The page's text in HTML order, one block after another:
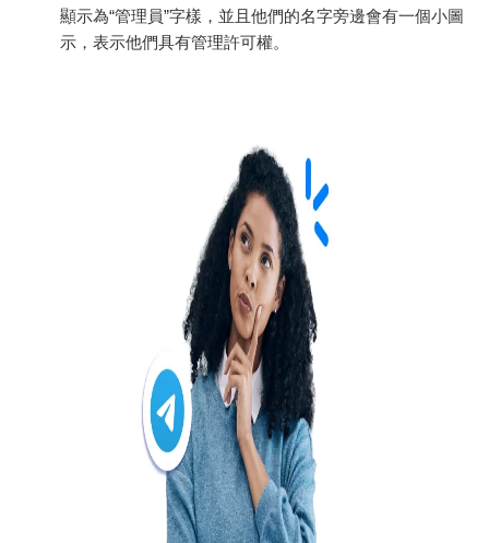
顯示為“管理員”字樣，並且他們的名字旁邊會有一個小圖
示，表示他們具有管理許可權。